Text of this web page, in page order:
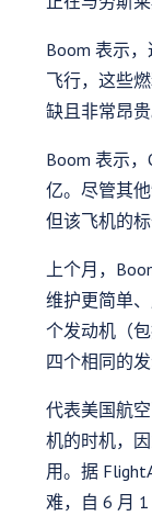
Boom 表示
飞行，这些
缺且非常昂贵
Boom 表示
亿。尽管其
但该飞机的标
上个月，
维护更简单
个发动机（
四个相同的发
代表美国航
机的时机，
用。据
难，自 6 月